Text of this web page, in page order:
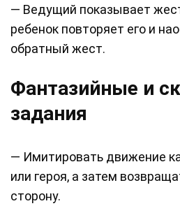
— Ведущий показывает
ребенок повторяет его и
обратный жест.
Фантазийные и
задания
— Имитировать движение
или героя, а затем
сторону.